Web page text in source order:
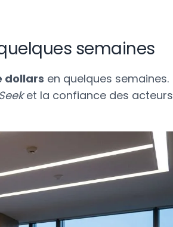
semaines
dollars en quelques semaines.
et la confiance des acteurs